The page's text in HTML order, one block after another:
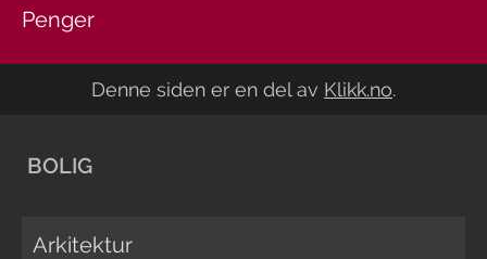
Penger
Denne siden er en del av Klikk.no.
BOLIG
Arkitektur